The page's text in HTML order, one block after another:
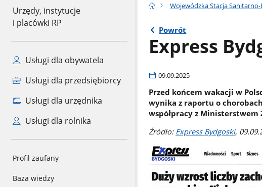
Urzędy, instytucje
i placówki RP
Usługi dla obywatela
Usługi dla przedsiębiorcy
Usługi dla urzędnika
Usługi dla rolnika
Profil zaufany
Baza wiedzy
Wojewódzka Stacja
Powrót
Express
09.09.2025
Przed końcem wakacji w
wynika z raportu o
współpracy z
Źródło: Express Bydgoski,